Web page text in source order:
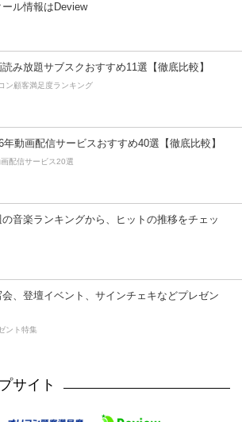
ール情報はDeview
み放題サブスクおすすめ11選【徹底比較】
ン顧客満足度ランキング
年動画配信サービスおすすめ40選【徹底比較】
配信サービス20選
の音楽ランキングから、ヒットの推移をチェッ
会、登壇イベント、サインチェキなどプレゼン
ント特集
サイト